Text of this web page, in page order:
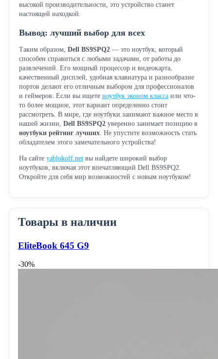
высокой производительности, это устройство станет
настоящей находкой.
Вывод: лучший выбор для всех
Таким образом, Dell BS9SPQ2— это ноутбук, который
способен справиться с любыми задачами, от работы до
развлечений. Его мощный процессор и видеокарта,
качественный дисплей, удобная клавиатура и разнообразие
портов делают его отличным выбором для профессионалов
и геймеров. Если вы ищете ноутбук эконом классаили что-
то более мощное, этот вариант определенно стоит
рассмотреть. В мире, где ноутбуки занимают важное место в
нашей жизни, Dell BS9SPQ2уверенно занимает позицию в
ноутбуки рейтинг лучших. Не упустите возможность стать
обладателем этого замечательного устройства!
На сайте yablokoff.netвы найдете широкий выбор
ноутбуков, включая этот впечатляющий Dell BS9SPQ2.
Откройте для себя мир возможностей с новым ноутбуком!
Товары в наличии
EliteBook 645 G9
-30%